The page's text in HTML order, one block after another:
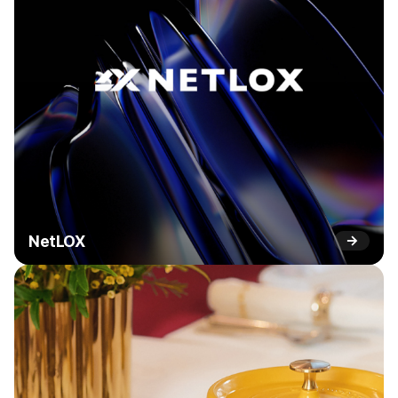
NetLOX →